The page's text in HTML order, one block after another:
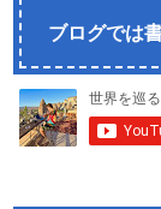
ブログでは